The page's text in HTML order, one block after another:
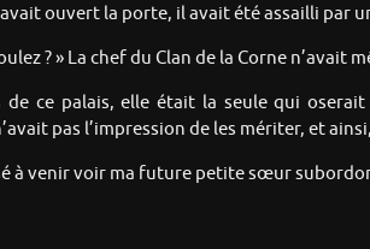
ouvert la porte, il avait été assailli par
? » La chef du Clan de la Corne n’avait
de ce palais, elle était la seule qui
pas l’impression de les mériter, et
à venir voir ma future petite sœur